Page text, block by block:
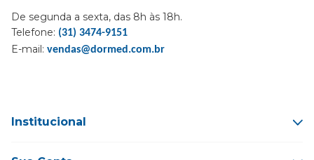
De segunda a sexta, das 8h às 18h.
Telefone: (31) 3474-9151
E-mail: vendas@dormed.com.br
Institucional